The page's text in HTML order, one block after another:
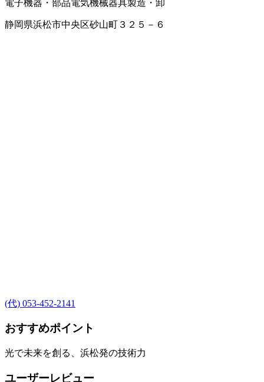
電子機器・部品電気機械器具製造・卸
静岡県浜松市中央区砂山町３２５－６
(代) 053-452-2141
おすすめポイント
光で未来を創る、浜松発の技術力
ユーザーレビュー